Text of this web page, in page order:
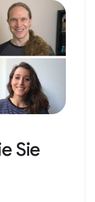
Sie